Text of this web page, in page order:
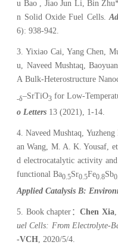
u Bao , Jiao Jun Li, Bin
n Solid Oxide Fuel Cells.
6): 938-942.
3. Yixiao Cai, Yang Chen,
u, Naveed Mushtaq,
A Bulk-Heterostructure
-δ–SrTiO3 for Low-
o Letters 13 (2021), 1-14.
4. Naveed Mushtaq, Yuzheng
an Wang, M. A. K. Yousaf,
d electrocatalytic activity
functional Ba0.5Sr0.5Fe0.8Sb
Applied Catalysis B:
5. Book chapter ：Chen Xia,
uel Cells: From Electrolyte-
-VCH, 2020/5/4.